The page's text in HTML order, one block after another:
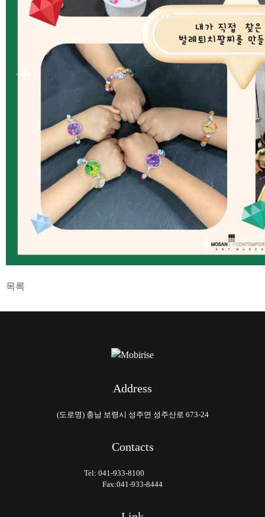
목록
Address
(도로명) 충남 보령시 성주면 성주산로 673-24
Contacts
Tel: 041-933-8100
Fax:041-933-8444